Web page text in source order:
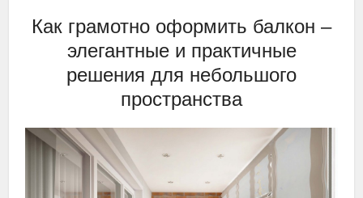
Как грамотно оформить балкон –
элегантные и практичные
решения для небольшого
пространства